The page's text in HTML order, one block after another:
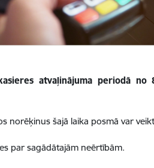
atvaļinājuma periodā
norēķinus šajā laika posmā var
par sagādātajām neērtībām.